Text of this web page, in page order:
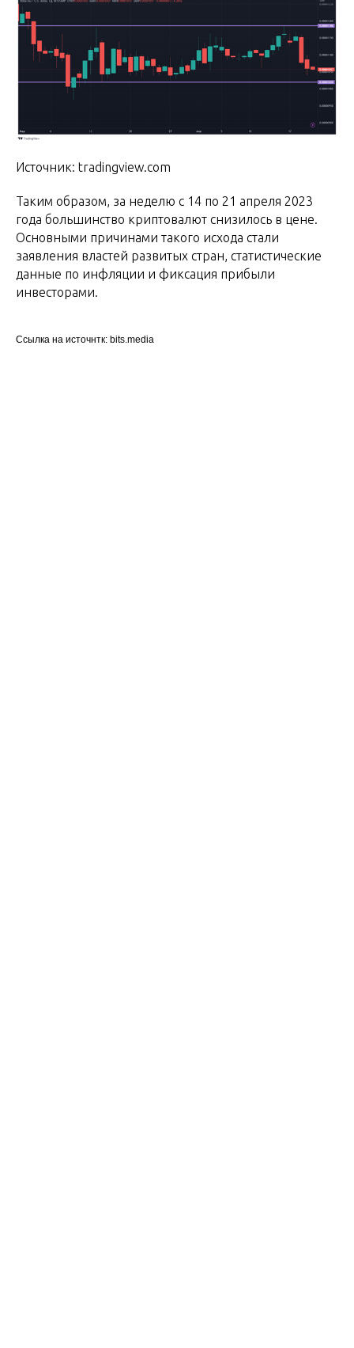
Источник: tradingview.com
Таким образом, за неделю с 14 по 21 апреля 2023
года большинство криптовалют снизилось в цене.
Основными причинами такого исхода стали
заявления властей развитых стран, статистические
данные по инфляции и фиксация прибыли
инвесторами.
Ссылка на источнтк: bits.media